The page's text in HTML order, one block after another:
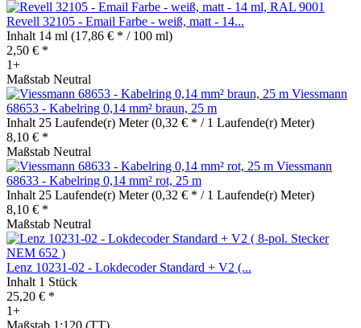
Revell 32105 - Email Farbe - weiß, matt - 14...
Inhalt 14 ml (17,86 € * / 100 ml)
2,50 € *
1+
Maßstab Neutral
Viessmann
68653 - Kabelring 0,14 mm² braun, 25 m
Inhalt 25 Laufende(r) Meter(0,32 € * / 1 Laufende(r) Meter)
8,10 € *
Maßstab Neutral
Viessmann
68633 - Kabelring 0,14 mm² rot, 25 m
Inhalt 25 Laufende(r) Meter(0,32 € * / 1 Laufende(r) Meter)
8,10 € *
Maßstab Neutral
Lenz 10231-02 - Lokdecoder Standard + V2 (...
Inhalt 1 Stück
25,20 € *
1+
Maßstab 1:120 (TT)